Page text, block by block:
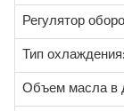
Регулятор
Тип охлаждения:
Объем масла в